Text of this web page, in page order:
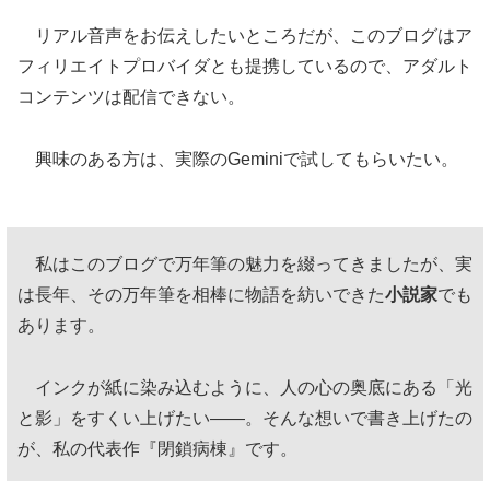
リアル音声をお伝えしたいところだが、このブログはア
フィリエイトプロバイダとも提携しているので、アダルト
コンテンツは配信できない。
興味のある方は、実際のGeminiで試してもらいたい。
私はこのブログで万年筆の魅力を綴ってきましたが、実
は長年、その万年筆を相棒に物語を紡いできた小説家でも
あります。
インクが紙に染み込むように、人の心の奥底にある「光
と影」をすくい上げたい——。そんな想いで書き上げたの
が、私の代表作『閉鎖病棟』です。